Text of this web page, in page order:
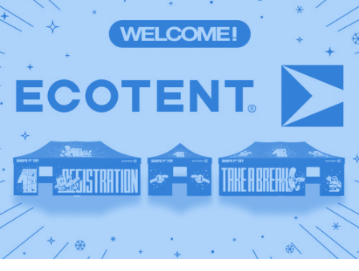
Hochfügen als neuer Veranstaltungsort bot die perfekten
Bedingungen für das weltweit größte B2B-Event der
Snowboard-Branche.Erlebe die besten Momente von 2025
noch einmal in der SHOPS 1st TRY History Gallery und
freu dich auf 2026!Ein riesiges Dankeschön an alle Shops,
Marken, Medien und Partner, die dieses Event so
besonders gemacht haben!Save the date: Der SHOPS 1st
TRY findet 2026 wieder in Hochfügen statt, und zwar vom
18. bis 20. Januar 2026. Wir freuen uns auf dich!